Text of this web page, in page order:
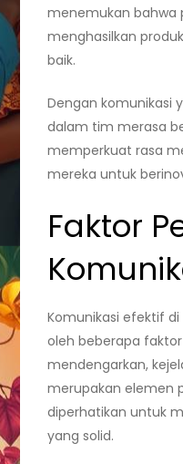
menemukan bahwa
menghasilkan
baik.
Dengan komunikasi
dalam tim merasa
memperkuat rasa
mereka untuk
Faktor
Komunikasi efektif
oleh beberapa
mendengarkan,
merupakan elemen
diperhatikan untuk
yang solid.